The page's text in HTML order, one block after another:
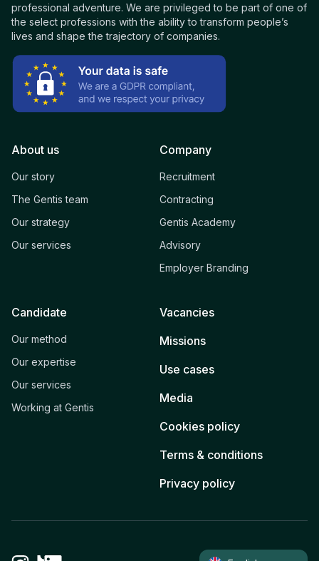
professional adventure. We are privileged to be part of one of
the select professions with the ability to transform people’s
lives and shape the trajectory of companies.
About us
Our story
The Gentis team
Our strategy
Our services
Company
Recruitment
Contracting
Gentis Academy
Advisory
Employer Branding
Candidate
Our method
Our expertise
Our services
Working at Gentis
Vacancies
Missions
Use cases
Media
Cookies policy
Terms & conditions
Privacy policy